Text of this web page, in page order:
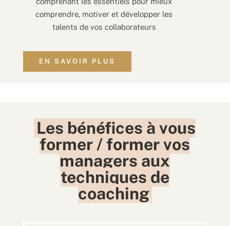
comprendre, motiver et développer les
talents de vos collaborateurs
EN SAVOIR PLUS
Les bénéfices à vous
former / former vos
managers aux
techniques de
coaching